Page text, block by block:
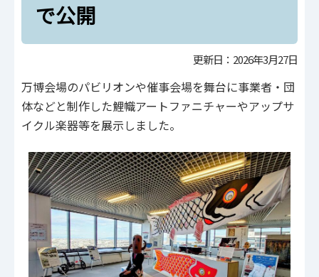
で公開
更新日：2026年3月27日
万博会場のパビリオンや催事会場を舞台に事業者・団
体などと制作した鯉幟アートファニチャーやアップサ
イクル楽器等を展示しました。